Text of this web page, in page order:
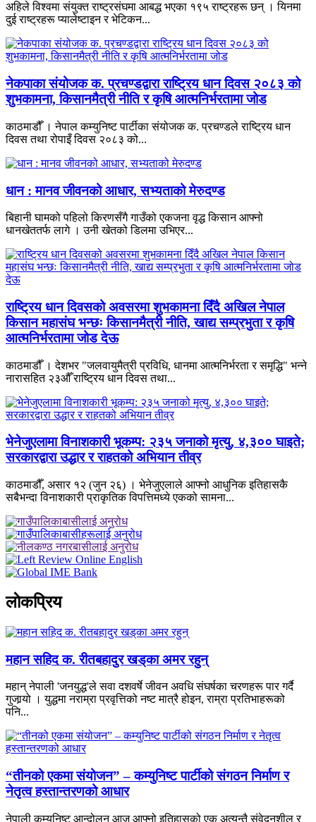
अहिले विश्वमा संयुक्त राष्ट्रसंघमा आबद्ध भएका १९५ राष्ट्रहरू छन् । यिनमा
दुई राष्ट्रहरू प्यालेष्टाइन र भेटिकन...
नेकपाका संयोजक क. प्रचण्डद्वारा राष्ट्रिय धान दिवस २०८३ को
शुभकामना, किसानमैत्री नीति र कृषि आत्मनिर्भरतामा जोड
काठमाडौँ । नेपाल कम्युनिष्ट पार्टीका संयोजक क. प्रचण्डले राष्ट्रिय धान
दिवस तथा रोपाइँ दिवस २०८३ को...
धान : मानव जीवनको आधार, सभ्यताको मेरुदण्ड
बिहानी घामको पहिलो किरणसँगै गाउँको एकजना वृद्ध किसान आफ्नो
धानखेततर्फ लागे । उनी खेतको डिलमा उभिएर...
राष्ट्रिय धान दिवसको अवसरमा शुभकामना दिँदै अखिल नेपाल
किसान महासंघ भन्छः किसानमैत्री नीति, खाद्य सम्प्रभुता र कृषि
आत्मनिर्भरतामा जोड देऊ
काठमाडौँ । देशभर "जलवायुमैत्री प्रविधि, धानमा आत्मनिर्भरता र समृद्धि" भन्ने
नारासहित २३औँ राष्ट्रिय धान दिवस तथा...
भेनेजुएलामा विनाशकारी भूकम्प: २३५ जनाको मृत्यु, ४,३०० घाइते;
सरकारद्वारा उद्धार र राहतको अभियान तीव्र
काठमाडौँ, असार १२ (जुन २६) । भेनेजुएलाले आफ्नो आधुनिक इतिहासकै
सबैभन्दा विनाशकारी प्राकृतिक विपत्तिमध्ये एकको सामना...
लाेकप्रिय
महान सहिद क. रीतबहादुर खड्‌का अमर रहुन्
महान् नेपाली 'जनयुद्ध'ले सवा दशवर्षे जीवन अवधि संघर्षका चरणहरू पार गर्दै
गुजार्‍यो । युद्धमा नराम्रा प्रवृत्तिको नष्ट मात्रै होइन, राम्रा प्रतिभाहरूको
पनि...
“तीनको एकमा संयोजन” – कम्युनिष्ट पार्टीको संगठन निर्माण र
नेतृत्व हस्तान्तरणको आधार
नेपाली कम्युनिष्ट आन्दोलन आज आफ्नो इतिहासको एक अत्यन्तै संवेदनशील र